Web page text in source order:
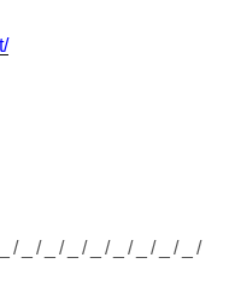
_/_/_/_/_/_/_/_/